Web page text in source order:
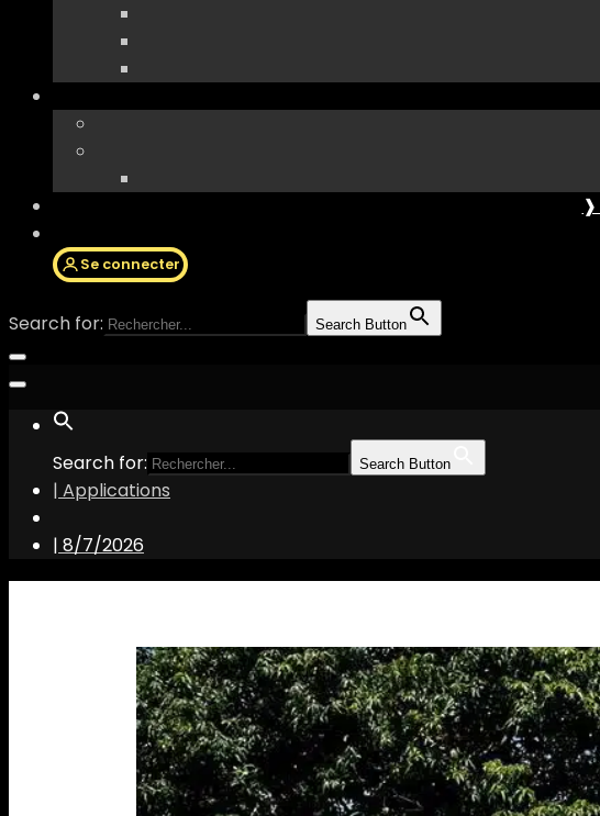
Se connecter
Search for: Search Button
Search for: Search Button
| Applications
| 8/7/2026